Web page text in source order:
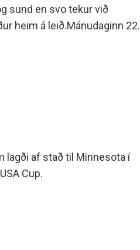
sund en svo tekur við
heim á leið.Mánudaginn 22.
lagði af stað til Minnesota í
Cup.